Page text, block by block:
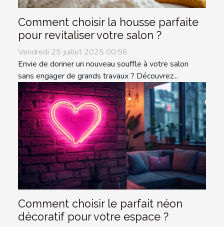
Comment choisir la housse parfaite
pour revitaliser votre salon ?
Vendredi 25 juillet 2025 00:56
Envie de donner un nouveau souffle à votre salon
sans engager de grands travaux ? Découvrez...
Comment choisir le parfait néon
décoratif pour votre espace ?